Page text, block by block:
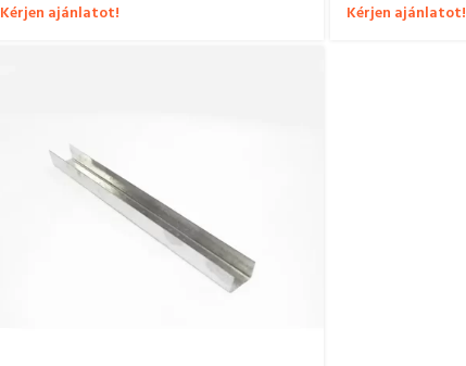
Kérjen ajánlatot! Kérjen ajánlatot!